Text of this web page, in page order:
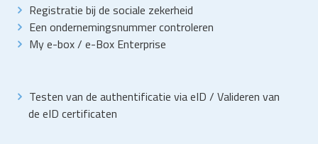
Registratie bij de sociale zekerheid
Een ondernemingsnummer controleren
My e-box/ e-Box Enterprise
Testen van de authentificatie via eID / Valideren van
de eID certificaten